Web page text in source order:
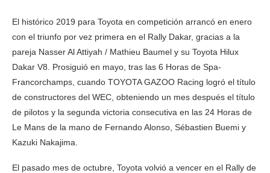
El histórico 2019 para Toyota en competición arrancó en enero
con el triunfo por vez primera en el Rally Dakar, gracias a la
pareja Nasser Al Attiyah / Mathieu Baumel y su Toyota Hilux
Dakar V8. Prosiguió en mayo, tras las 6 Horas de Spa-
Francorchamps, cuando TOYOTA GAZOO Racing logró el título
de constructores del WEC, obteniendo un mes después el título
de pilotos y la segunda victoria consecutiva en las 24 Horas de
Le Mans de la mano de Fernando Alonso, Sébastien Buemi y
Kazuki Nakajima.
El pasado mes de octubre, Toyota volvió a vencer en el Rally de